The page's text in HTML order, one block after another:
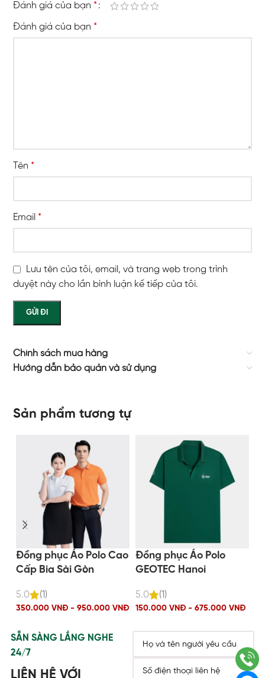
Đánh giá của bạn *
Đánh giá của bạn *
Tên *
Email *
Lưu tên của tôi, email, và trang web trong trình
duyệt này cho lần bình luận kế tiếp của tôi.
Chính sách mua hàng
Hướng dẫn bảo quản và sử dụng
Sản phẩm tương tự
Đồng phục Áo Polo Cao
Cấp Bia Sài Gòn
5.0 (1)
350.000 VNĐ - 950.000 VNĐ
Đồng phục Áo Polo
GEOTEC Hanoi
5.0 (1)
150.000 VNĐ - 675.000 VNĐ
SẴN SÀNG LẮNG NGHE
24/7
LIÊN HỆ VỚI